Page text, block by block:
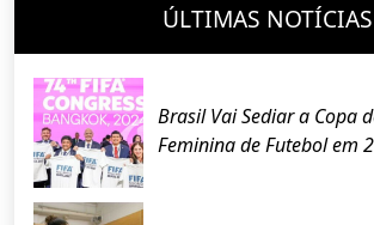
ÚLTIMAS NOTÍCIAS
Brasil Vai Sediar a Copa
Feminina de Futebol em